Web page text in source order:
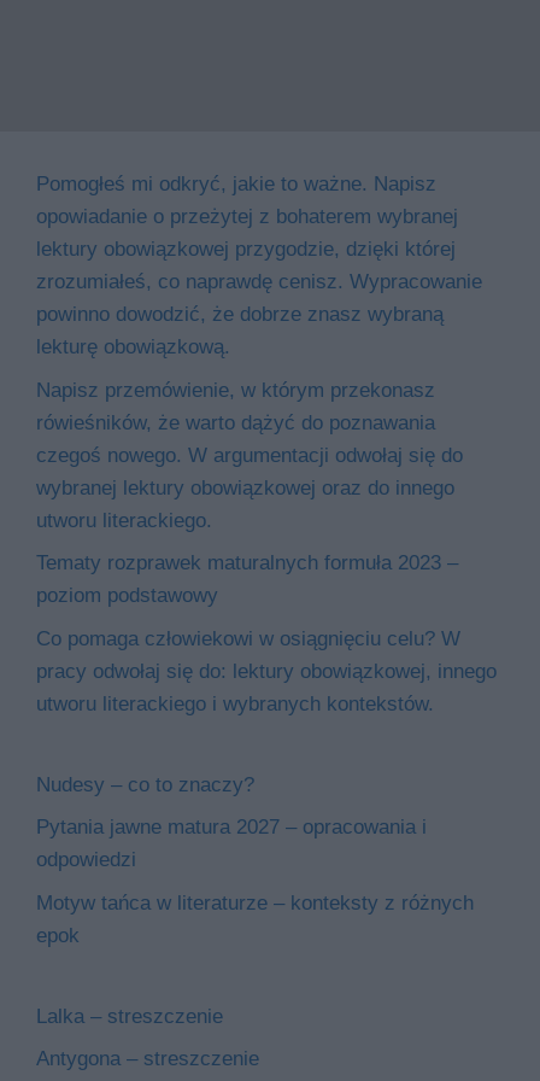
Pomogłeś mi odkryć, jakie to ważne. Napisz
opowiadanie o przeżytej z bohaterem wybranej
lektury obowiązkowej przygodzie, dzięki której
zrozumiałeś, co naprawdę cenisz. Wypracowanie
powinno dowodzić, że dobrze znasz wybraną
lekturę obowiązkową.
Napisz przemówienie, w którym przekonasz
rówieśników, że warto dążyć do poznawania
czegoś nowego. W argumentacji odwołaj się do
wybranej lektury obowiązkowej oraz do innego
utworu literackiego.
Tematy rozprawek maturalnych formuła 2023 –
poziom podstawowy
Co pomaga człowiekowi w osiągnięciu celu? W
pracy odwołaj się do: lektury obowiązkowej, innego
utworu literackiego i wybranych kontekstów.
Nudesy – co to znaczy?
Pytania jawne matura 2027 – opracowania i
odpowiedzi
Motyw tańca w literaturze – konteksty z różnych
epok
Lalka – streszczenie
Antygona – streszczenie